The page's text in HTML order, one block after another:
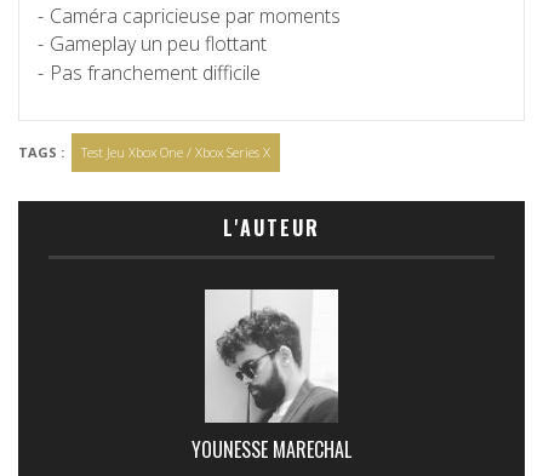
Caméra capricieuse par moments
Gameplay un peu flottant
Pas franchement difficile
TAGS : Test Jeu Xbox One / Xbox Series X
L'AUTEUR
YOUNESSE MARECHAL